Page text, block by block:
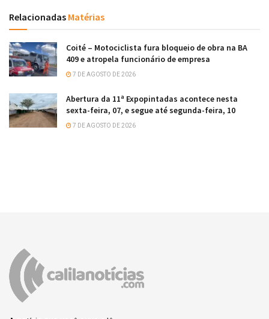
Relacionadas Matérias
Coité – Motociclista fura bloqueio de obra na BA
409 e atropela funcionário de empresa
7 DE AGOSTO DE 2026
Abertura da 11ª Expopintadas acontece nesta
sexta-feira, 07, e segue até segunda-feira, 10
7 DE AGOSTO DE 2026